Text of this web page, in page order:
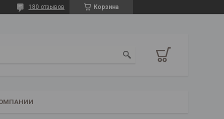
Корзина
180 отзывов